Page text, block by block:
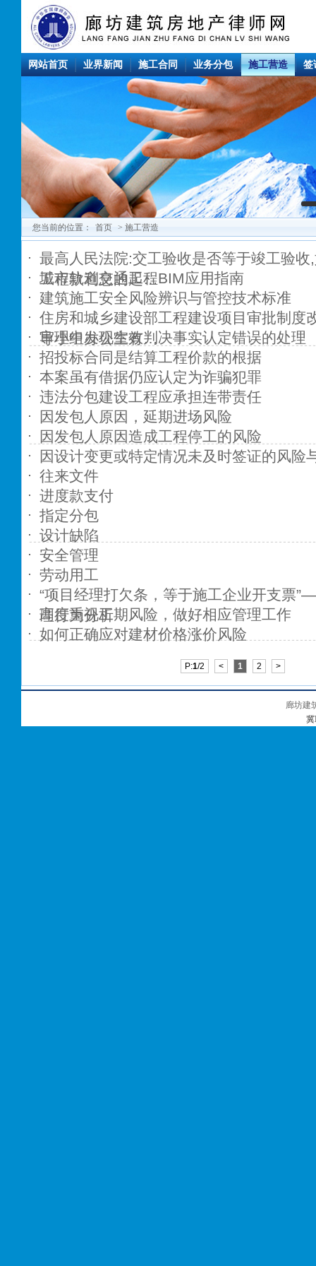
网站首页 业界新闻 施工合同 业务分包 施工营造 签
您当前的位置： 首页 > 施工营造
最高人民法院:交工验收是否等于竣工验收
工程款利息的起…
城市轨道交通工程BIM应用指南
建筑施工安全风险辨识与管控技术标准
住房和城乡建设部工程建设项目审批制度
导小组办公室有…
审理中发现生效判决事实认定错误的处理
招投标合同是结算工程价款的根据
本案虽有借据仍应认定为诈骗犯罪
违法分包建设工程应承担连带责任
因发包人原因，延期进场风险
因发包人原因造成工程停工的风险
因设计变更或特定情况未及时签证的风险
往来文件
进度款支付
指定分包
设计缺陷
安全管理
劳动用工
“项目经理打欠条，等于施工企业开支票
理行为分析
高度重视工期风险，做好相应管理工作
如何正确应对建材价格涨价风险
P:1/2 < 1 2 >
廊坊建
冀